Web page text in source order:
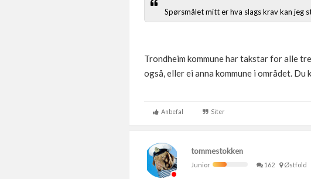
Spørsmålet mitt er hva slags krav kan jeg
Trondheim kommune har takstar for alle
også, eller ei anna kommune i området. Du
Anbefal Siter
tommestokken
Junior
162 Østfold